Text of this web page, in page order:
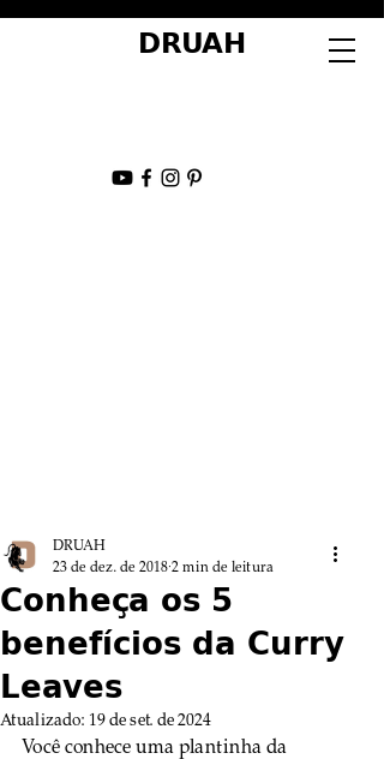
DRUAH
Conheça os 5
benefícios da Curry
Leaves
DRUAH
23 de dez. de 2018 2 min de leitura
Atualizado: 19 de set. de 2024
Você conhece uma plantinha da